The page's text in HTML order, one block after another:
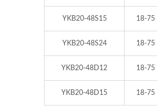
YKB20-48S15 18-75
YKB20-48S24 18-75
YKB20-48D12 18-75
YKB20-48D15 18-75